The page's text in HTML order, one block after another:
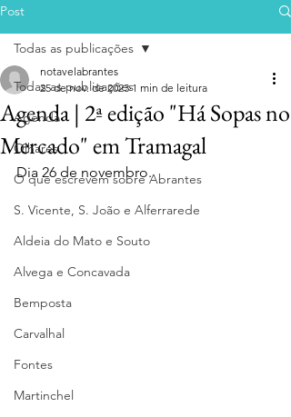
Post
Todas as publicações
Agenda
Olhares
O que escrevem sobre Abrantes
S. Vicente, S. João e Alferrarede
Aldeia do Mato e Souto
Alvega e Concavada
Bemposta
Carvalhal
Fontes
Martinchel
Todas as publicações
Agenda | 2ª edição "Há Sopas no
Mercado" em Tramagal
notavelabrantes
25 de nov. de 2023 1 min de leitura
Dia 26 de novembro.